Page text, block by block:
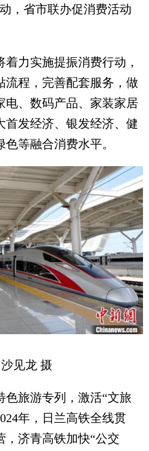
，省市联办促消费活动
力实施提振消费行动，
流程，完善配套服务，做
电、数码产品、家装家居
首发经济、银发经济、健
等融合消费水平。
沙见龙 摄
旅游专列，激活“文旅
年，日兰高铁全线贯
，济青高铁加快“公交